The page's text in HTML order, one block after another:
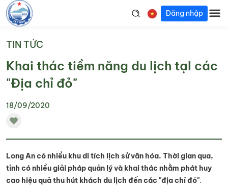
Đăng nhập
TIN TỨC
Khai thác tiềm năng du lịch tạI các
"Địa chỉ đỏ"
18/09/2020
Long An có nhiều khu di tích lịch sử văn hóa. Thời gian qua,
tỉnh có nhiều giải pháp quản lý và khai thác nhằm phát huy
cao hiệu quả thu hút khách du lịch đến các "địa chỉ đỏ".